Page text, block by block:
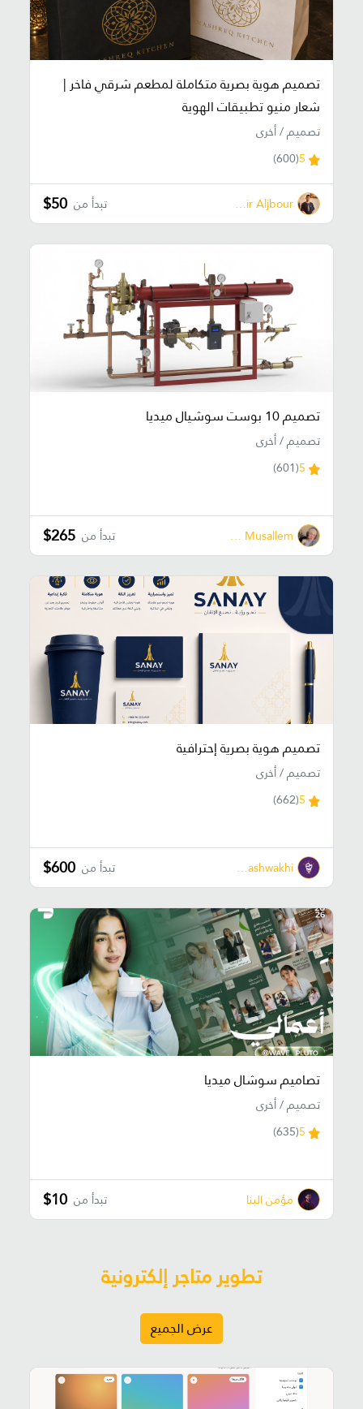
تصميم هوية بصرية متكاملة لمطعم شرقي فاخر |
شعار منيو تطبيقات الهوية
تصميم / أخرى
5
(600)
Samir Aljbour تبدأ من $50
تصميم 10 بوست سوشيال ميديا
تصميم / أخرى
5
(601)
Dena Musallem تبدأ من $265
تصميم هوية بصرية إحترافية
تصميم / أخرى
5
(662)
Ehab Elmashwakhi تبدأ من $600
تصاميم سوشال ميديا
تصميم / أخرى
5
(635)
مؤمن البنا تبدأ من $10
تطوير متاجر إلكترونية
عرض الجميع